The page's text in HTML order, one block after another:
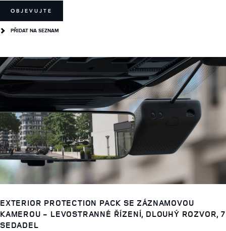
OBJEVUJTE
PŘIDAT NA SEZNAM
EXTERIOR PROTECTION PACK SE ZÁZNAMOVOU
KAMEROU - LEVOSTRANNÉ ŘÍZENÍ, DLOUHÝ ROZVOR, 7
SEDADEL